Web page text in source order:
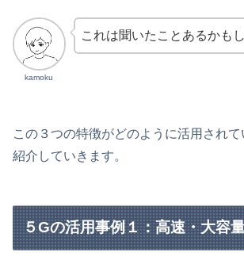
kamoku
これは聞いたことあるかも
この３つの特徴がどのように活用され
紹介していきます。
５Gの活用事例１：高速・大容